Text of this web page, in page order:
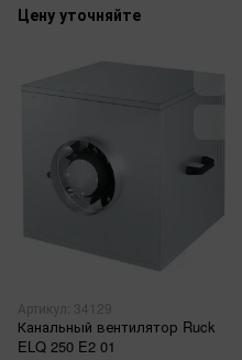
Цену уточняйте
Артикул: 34129
Канальный вентилятор Ruck
ELQ 250 E2 01